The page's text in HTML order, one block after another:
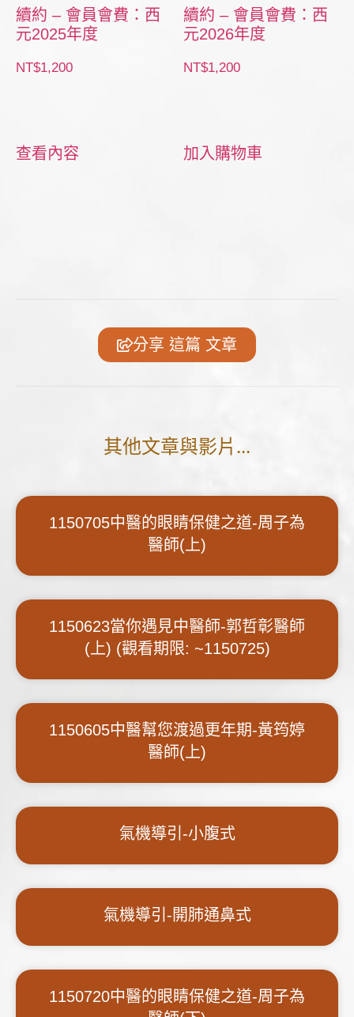
續約 – 會員會費：西
元2025年度
NT$1,200
查看內容
續約 – 會員會費：西
元2026年度
NT$1,200
加入購物車
分享 這篇 文章
其他文章與影片...
1150705中醫的眼睛保健之道-周子為
醫師(上)
1150623當你遇見中醫師-郭哲彰醫師
(上) (觀看期限: ~1150725)
1150605中醫幫您渡過更年期-黃筠婷
醫師(上)
氣機導引-小腹式
氣機導引-開肺通鼻式
1150720中醫的眼睛保健之道-周子為